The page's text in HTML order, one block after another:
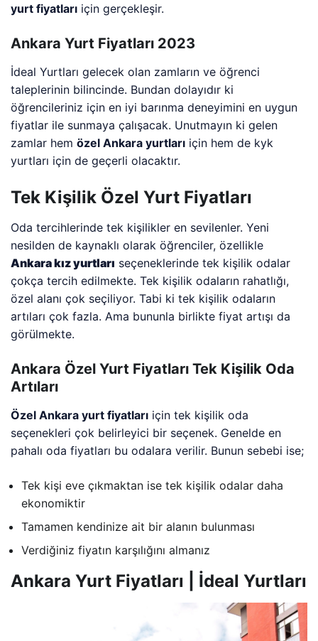
yurt fiyatları için gerçekleşir.
Ankara Yurt Fiyatları 2023
İdeal Yurtları gelecek olan zamların ve öğrenci
taleplerinin bilincinde. Bundan dolayıdır ki
öğrencileriniz için en iyi barınma deneyimini en uygun
fiyatlar ile sunmaya çalışacak. Unutmayın ki gelen
zamlar hemözel Ankara yurtları için hem de kyk
yurtları için de geçerli olacaktır.
Tek Kişilik Özel Yurt Fiyatları
Oda tercihlerinde tek kişilikler en sevilenler. Yeni
nesilden de kaynaklı olarak öğrenciler, özellikle
Ankara kız yurtları seçeneklerinde tek kişilik odalar
çokça tercih edilmekte. Tek kişilik odaların rahatlığı,
özel alanı çok seçiliyor. Tabi ki tek kişilik odaların
artıları çok fazla. Ama bununla birlikte fiyat artışı da
görülmekte.
Ankara Özel Yurt Fiyatları Tek Kişilik Oda
Artıları
Özel Ankara yurt fiyatları için tek kişilik oda
seçenekleri çok belirleyici bir seçenek. Genelde en
pahalı oda fiyatları bu odalara verilir. Bunun sebebi ise;
Tek kişi eve çıkmaktan ise tek kişilik odalar daha
ekonomiktir
Tamamen kendinize ait bir alanın bulunması
Verdiğiniz fiyatın karşılığını almanız
Ankara Yurt Fiyatları | İdeal Yurtları